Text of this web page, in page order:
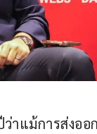
าแม้การส่งอ